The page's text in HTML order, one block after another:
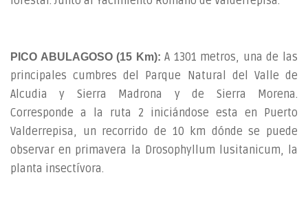
PICO ABULAGOSO (15 Km): A 1301 metros, una de las
principales cumbres del Parque Natural del Valle de
Alcudia y Sierra Madrona y de Sierra Morena.
Corresponde a la ruta 2 iniciándose esta en Puerto
Valderrepisa, un recorrido de 10 km dónde se puede
observar en primavera la Drosophyllum lusitanicum, la
planta insectívora.